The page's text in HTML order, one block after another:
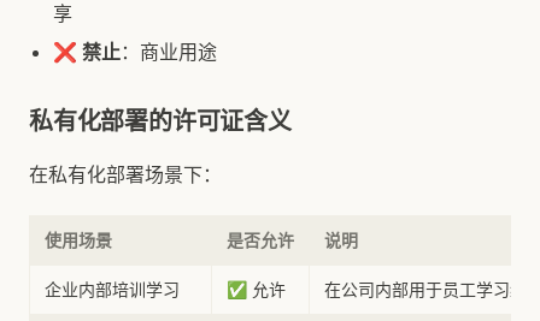
享
❌ 禁止：商业用途
私有化部署的许可证含义
在私有化部署场景下：
使用场景 是否允许 说明
企业内部培训学习 ✅ 允许 在公司内部用于员工学习编